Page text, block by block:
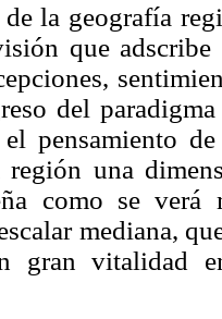
la geografía
que
del
pensamiento
región una
como se
mediana,
gran vitalidad